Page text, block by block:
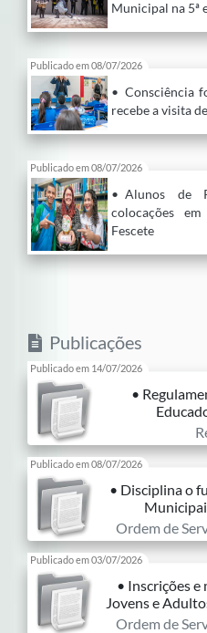
Municipal na 5ª
• Consciência
recebe a visita
Publicado em 08/07/2026
• Alunos de
colocações
Fescete
Publicado em 08/07/2026
Publicações
•
Publicado em 14/07/2026
• Disciplina o
Ordem de
Publicado em 08/07/2026
• Inscrições e
Jovens e
Ordem de
Publicado em 03/07/2026